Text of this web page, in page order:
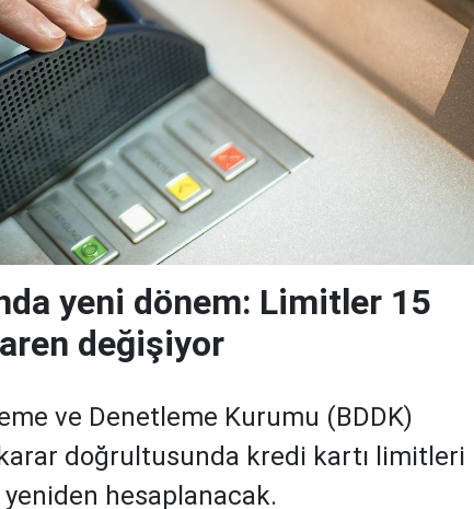
yeni dönem: Limitler 15
değişiyor
ve Denetleme Kurumu (BDDK)
doğrultusunda kredi kartı limitleri
hesaplanacak.